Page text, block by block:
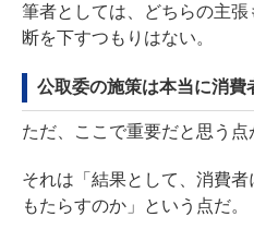
筆者としては、どちらの主
断を下すつもりはない。
公取委の施策は本当に消費
ただ、ここで重要だと思う点
それは「結果として、消費
もたらすのか」という点だ。